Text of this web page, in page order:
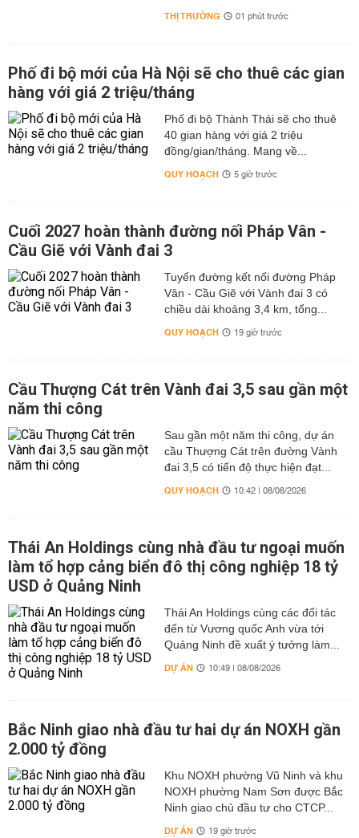
THỊ TRƯỜNG 01 phút trước
Phố đi bộ mới của Hà Nội sẽ cho thuê các gian
hàng với giá 2 triệu/tháng
Phố đi bộ Thành Thái sẽ cho thuê
40 gian hàng với giá 2 triệu
đồng/gian/tháng. Mang về...
QUY HOẠCH 5 giờ trước
Cuối 2027 hoàn thành đường nối Pháp Vân -
Cầu Giẽ với Vành đai 3
Tuyến đường kết nối đường Pháp
Vân - Cầu Giẽ với Vành đai 3 có
chiều dài khoảng 3,4 km, tổng...
QUY HOẠCH 19 giờ trước
Cầu Thượng Cát trên Vành đai 3,5 sau gần một
năm thi công
Sau gần một năm thi công, dự án
cầu Thượng Cát trên đường Vành
đai 3,5 có tiến độ thực hiện đạt...
QUY HOẠCH 10:42 | 08/08/2026
Thái An Holdings cùng nhà đầu tư ngoại muốn
làm tổ hợp cảng biển đô thị công nghiệp 18 tỷ
USD ở Quảng Ninh
Thái An Holdings cùng các đối tác
đến từ Vương quốc Anh vừa tới
Quảng Ninh đề xuất ý tưởng làm...
DỰ ÁN 10:49 | 08/08/2026
Bắc Ninh giao nhà đầu tư hai dự án NOXH gần
2.000 tỷ đồng
Khu NOXH phường Vũ Ninh và khu
NOXH phường Nam Sơn được Bắc
Ninh giao chủ đầu tư cho CTCP...
DỰ ÁN 19 giờ trước